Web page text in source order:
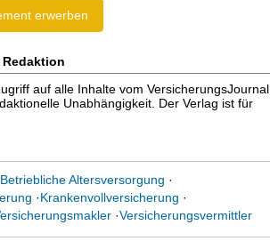
erwerben
auf alle Inhalte vom VersicherungsJournal.
Unabhängigkeit. Der Verlag ist für
Betriebliche Altersversorgung ·
·Krankenvollversicherung ·
·Versicherungsvermittler